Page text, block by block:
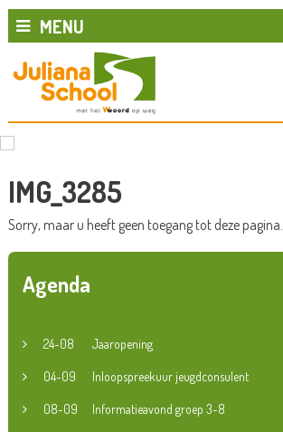
MENU
IMG_3285
Sorry, maar u heeft geen toegang tot deze pagina.
Agenda
24-08 Jaaropening
04-09 Inloopspreekuur jeugdconsulent
08-09 Informatieavond groep 3-8